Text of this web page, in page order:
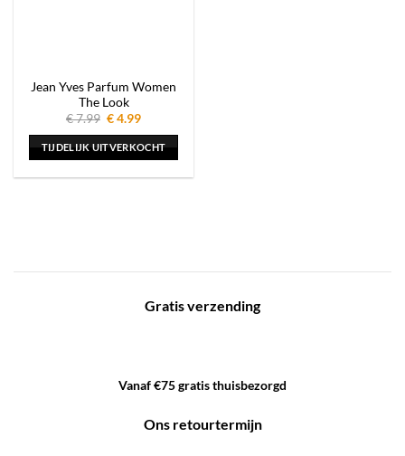
Jean Yves Parfum Women
The Look
€7.99 Oorspronkelijke
was:
€ 7.99.
€4.99Huidige
is:
€ 4.99.
TIJDELIJK UITVERKOCHT
Gratis verzending
Vanaf €75 gratis thuisbezorgd
Ons retourtermijn